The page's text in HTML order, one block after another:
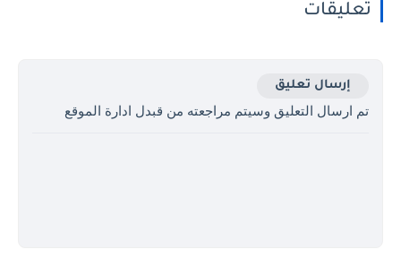
تعليقات
إرسال تعليق
تم ارسال التعليق وسيتم مراجعته من قبدل ادارة الموقع